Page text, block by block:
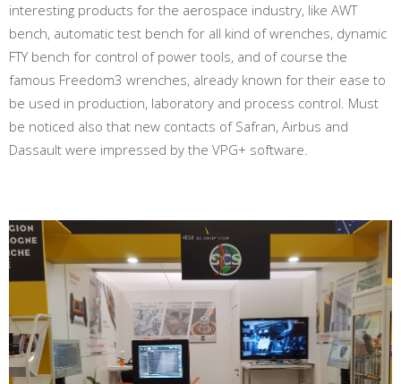
interesting products for the aerospace industry, like AWT
bench, automatic test bench for all kind of wrenches, dynamic
FTY bench for control of power tools, and of course the
famous Freedom3 wrenches, already known for their ease to
be used in production, laboratory and process control. Must
be noticed also that new contacts of Safran, Airbus and
Dassault were impressed by the VPG+ software.